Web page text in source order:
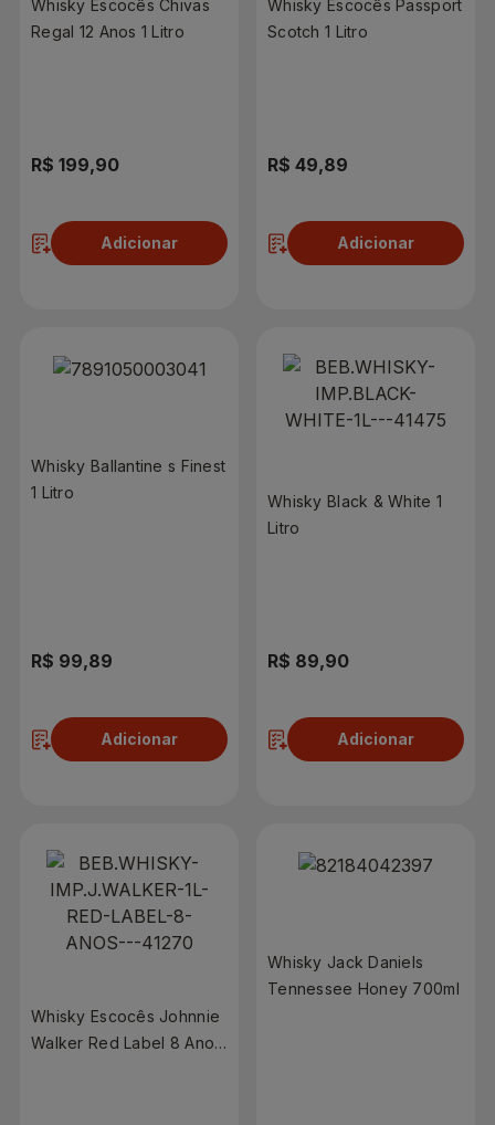
Whisky Escocês Chivas
Regal 12 Anos 1 Litro
R$ 199,90
Adicionar
Whisky Escocês Passport
Scotch 1 Litro
R$ 49,89
Adicionar
Whisky Ballantine s Finest
1 Litro
R$ 99,89
Adicionar
Whisky Black & White 1
Litro
R$ 89,90
Adicionar
Whisky Escocês Johnnie
Walker Red Label 8 Anos
Whisky Jack Daniels
Tennessee Honey 700ml